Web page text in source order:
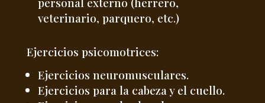
veterinario, parquero, etc.)
Ejercicios psicomotrices:
Ejercicios neuromusculares.
Ejercicios para la cabeza y el cuello.